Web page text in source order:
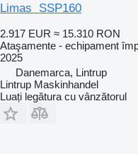
Limas SSP160
2.917 EUR ≈ 15.310 RON
Ataşamente - echipament
2025
Danemarca, Lintrup
Lintrup Maskinhandel
Luați legătura cu vânzătorul